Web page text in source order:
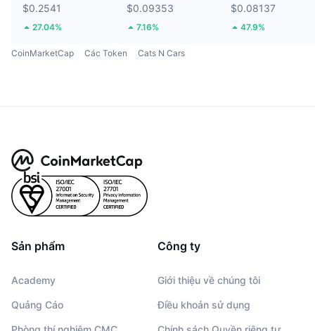
$0.2541
27.04%
$0.09353
7.16%
$0.08137
47.9%
CoinMarketCap Các Token Cats N Cars
Sản phẩm
Academy
Quảng Cáo
Công ty
Giới thiệu về chúng tôi
Điều khoản sử dụng